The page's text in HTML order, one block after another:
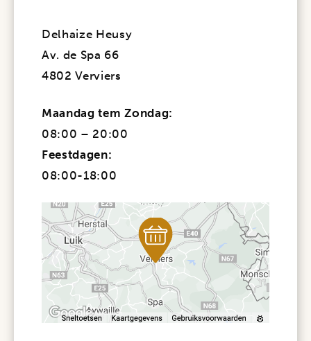
Delhaize Heusy
Av. de Spa 66
4802 Verviers
Maandag tem Zondag:
08:00 – 20:00
Feestdagen:
08:00-18:00